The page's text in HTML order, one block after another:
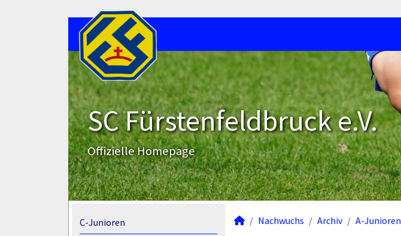
SC Fürstenfeldbruck e.V.
Offizielle Homepage
C-Junioren
Nachwuchs Archiv A-Junioren